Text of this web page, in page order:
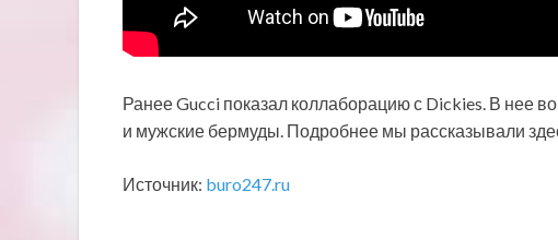
Ранее Gucci показал коллаборацию с Dickies. В нее
и мужские бермуды. Подробнее мы рассказывали
Источник: buro247.ru